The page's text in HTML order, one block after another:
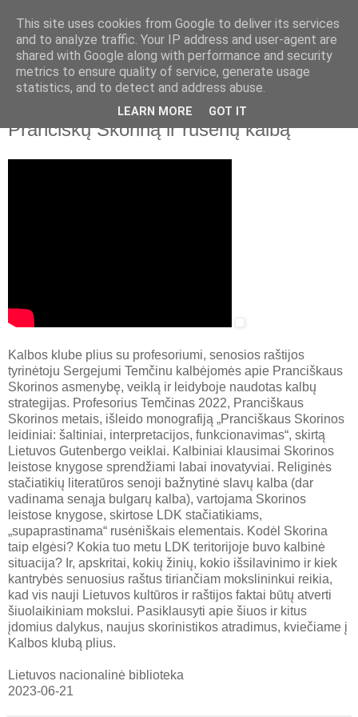
2023 m. birželio 21 d., trečiadienis
Lietuvos nacionalinė biblioteka. Apie
Pranciškų Skoriną ir rusėnų kalbą
Kalbos klube plius su profesoriumi, senosios raštijos
tyrinėtoju Sergejumi Temčinu kalbėjomės apie Pranciškaus
Skorinos asmenybę, veiklą ir leidyboje naudotas kalbų
strategijas. Profesorius Temčinas 2022, Pranciškaus
Skorinos metais, išleido monografiją „Pranciškaus Skorinos
leidiniai: šaltiniai, interpretacijos, funkcionavimas“, skirtą
Lietuvos Gutenbergo veiklai. Kalbiniai klausimai Skorinos
leistose knygose sprendžiami labai inovatyviai. Religinės
stačiatikių literatūros senoji bažnytinė slavų kalba (dar
vadinama senąja bulgarų kalba), vartojama Skorinos
leistose knygose, skirtose LDK stačiatikiams,
„supaprastinama“ rusėniškais elementais. Kodėl Skorina
taip elgėsi? Kokia tuo metu LDK teritorijoje buvo kalbinė
situacija? Ir, apskritai, kokių žinių, kokio išsilavinimo ir kiek
kantrybės senuosius raštus tiriančiam mokslininkui reikia,
kad vis nauji Lietuvos kultūros ir raštijos faktai būtų atverti
šiuolaikiniam mokslui. Pasiklausyti apie šiuos ir kitus
įdomius dalykus, naujus skorinistikos atradimus, kviečiame į
Kalbos klubą plius.
Lietuvos nacionalinė biblioteka
2023-06-21
This site uses cookies from Google to deliver its services
and to analyze traffic. Your IP address and user-agent are
shared with Google along with performance and security
metrics to ensure quality of service, generate usage
statistics, and to detect and address abuse.
LEARN MORE GOT IT